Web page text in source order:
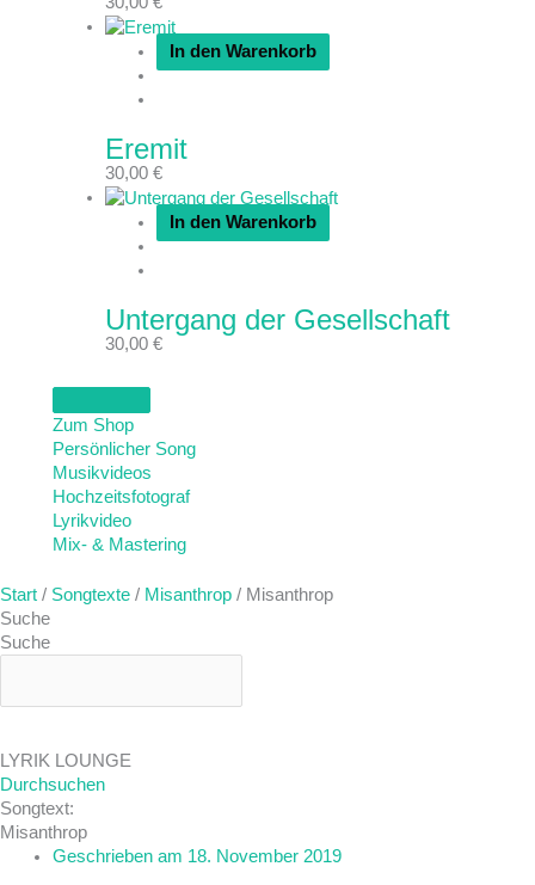
In den Warenkorb
Eremit
30,00 €
In den Warenkorb
Untergang der Gesellschaft
30,00 €
Zum Shop
Persönlicher Song
Musikvideos
Hochzeitsfotograf
Lyrikvideo
Mix- & Mastering
Start / Songtexte / Misanthrop / Misanthrop
Suche
Suche
LYRIK LOUNGE
Durchsuchen
Songtext:
Misanthrop
Geschrieben am 18. November 2019